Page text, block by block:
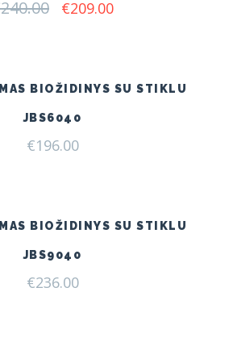
240.00 Original
€209.00Current
BIOŽIDINYS SU STIKLU
JBS6040
€196.00
BIOŽIDINYS SU STIKLU
JBS9040
€236.00